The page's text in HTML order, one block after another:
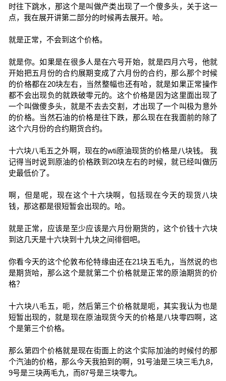
时往下跳水，那这个是叫做产类出现了一个傻多头，关于这一
点，我在展开讲第二部分的时候再去展开。哈。
就是正常，不会到这个价格。
就是你。如果是在很多人是在六号开始，就是四月六号，他就
开始把五月份的合约展期变成了六月份的合约，那么那个时候
的价格都在20块左右，当然整幅也还有哈，就是如果正常操作
都不会出现负的就跌破零元的。这个价格是因为这里面出现了
一个叫做傻多头，就是不去去交割，才出现了一个叫极为意外
的价格。当然石油的价格是往下跌，那么现在在我面前的除了
这个六月份的合约期货合约。
十六块八毛五之外啊，现在的wti原油现货的价格是八块钱。 我
记得当时说到原油的价格跌到20块左右的时候，就已经叫做历
史最低价了。
啊，但是呢，现在这个十六块啊，包括现在今天的现货八块
钱，那这都是很短暂会出现的。哈。
就是正常，应该是至少应该是六月份期货的，这个价钱十六块
到这几天是十六块到十九块之间徘徊吧。
你看今天的这个伦敦布伦特缘由还在21块五毛九，当然说的也
是期货哈，那么这个是就第二个价格就是正常的原油期货的价
格？
十六块八毛五，呃，然后第三个价格就是呃，其实我认为也是
短暂出现的，就是现在原油现货今天的价格是八块零四啊，这
个是第三个价格。
那么第四个价格就是现在街面上的这个实际加油的时候付的那
个汽油的价格，那么今天我拍到的啊，91号油是三块三毛九8，
9号是三块两毛九，而87号是三块零九。